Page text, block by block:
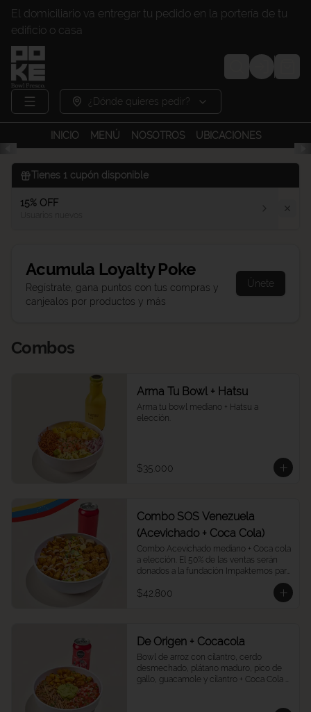
El domiciliario va entregar tu pedido en la portería de tu
edificio o casa
Login
¿Dónde quieres pedir?
INICIO MENÚ NOSOTROS UBICACIONES
Tienes 1 cupón disponible
15% OFF
Acumula Loyalty Poke
Regístrate, gana puntos con tus compras y
canjealos por productos y más
Únete
Combos
Arma Tu Bowl + Hatsu
Arma tu bowl mediano + Hatsu a
elección.
$35.000
Combo SOS Venezuela
(Acevichado + Coca Cola)
Combo Acevichado mediano + Coca cola
a elección. El 50% de las ventas serán
donados a la fundación Impaktemos para
apoyar a las víctimas del terremoto en
Venezuela.
$42.800
De Origen + Cocacola
Bowl de arroz con cilantro, cerdo
desmechado, plátano maduro, pico de
gallo, guacamole y cilantro + Coca Cola a